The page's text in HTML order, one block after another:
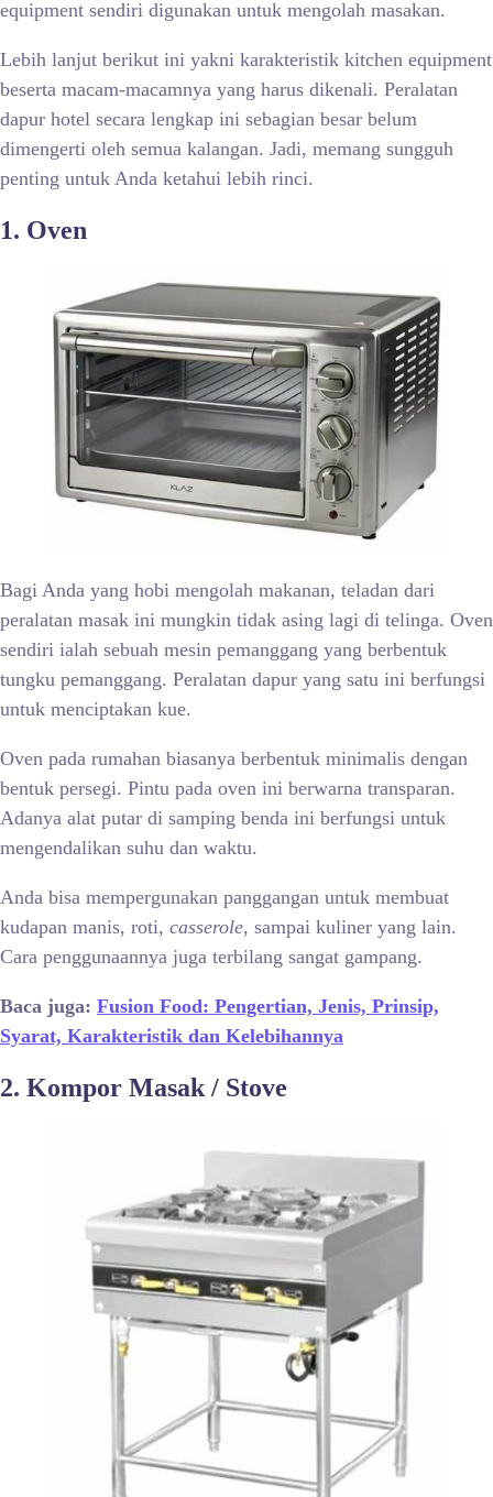
equipment sendiri digunakan untuk mengolah masakan.
Lebih lanjut berikut ini yakni karakteristik kitchen equipment
beserta macam-macamnya yang harus dikenali. Peralatan
dapur hotel secara lengkap ini sebagian besar belum
dimengerti oleh semua kalangan. Jadi, memang sungguh
penting untuk Anda ketahui lebih rinci.
1. Oven
Bagi Anda yang hobi mengolah makanan, teladan dari
peralatan masak ini mungkin tidak asing lagi di telinga. Oven
sendiri ialah sebuah mesin pemanggang yang berbentuk
tungku pemanggang. Peralatan dapur yang satu ini berfungsi
untuk menciptakan kue.
Oven pada rumahan biasanya berbentuk minimalis dengan
bentuk persegi. Pintu pada oven ini berwarna transparan.
Adanya alat putar di samping benda ini berfungsi untuk
mengendalikan suhu dan waktu.
Anda bisa mempergunakan panggangan untuk membuat
kudapan manis, roti, casserole, sampai kuliner yang lain.
Cara penggunaannya juga terbilang sangat gampang.
Baca juga: Fusion Food: Pengertian, Jenis, Prinsip,
Syarat, Karakteristik dan Kelebihannya
2. Kompor Masak / Stove